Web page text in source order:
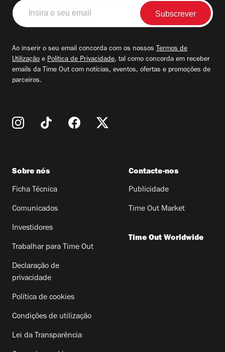
Insira
o
seu
Ao inserir o seu email concorda com os nossos Termos de
Utilização e Política de Privacidade, tal como concorda em receber
emails da Time Out com notícias, eventos, ofertas e promoções de
parceiros.
Sobre nós
Ficha Técnica
Comunicados
Investidores
Trabalhar para Time Out
Declaração de
privacidade
Política de cookies
Condições de utilização
Lei da Transparência
Contacte-nos
Publicidade
Time Out Market
Time Out Worldwide